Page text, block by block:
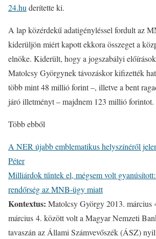
24.hu derítette ki.
A lap közérdekű adatigényléssel fordult az
kiderüljön miért kapott ekkora összeget a
elnöke. Kiderült, hogy a jogszabályi
Matolcsy Györgynek távozáskor kifizették
több mint 48 millió forint –, illetve a bent
járó illetményt – majdnem 123 millió forintot.
Több ebből
A NER újabb emblematikus helyszínéről
Péter
Milliárdok tűntek el, mégsem volt
rendőrség az MNB-ügy miatt
Kontextus: Matolcsy György 2013. március
március 4. között volt a Magyar Nemzeti
tavaszán az Állami Számvevőszék (ÁSZ)